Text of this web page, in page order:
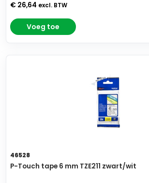
€ 26,64 excl. BTW
Voeg toe
46528
P-Touch tape 6 mm TZE211 zwart/wit